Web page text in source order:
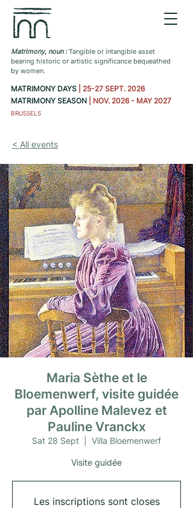
Matrimony, noun :Tangible or intangible asset
bearing historic or artistic significance bequeathed
by women.
MATRIMONY DAYS | 25-27 SEPT. 2026
MATRIMONY SEASON | NOV. 2026 - MAY 2027
BRUSSELS
< All events
Maria Sèthe et le
Bloemenwerf, visite guidée
par Apolline Malevez et
Pauline Vranckx
Sat 28 Sept Villa Bloemenwerf
Visite guidée
Les inscriptions sont closes